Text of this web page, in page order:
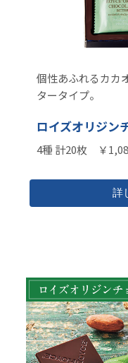
個性あふれるカカ
タータイプ。
ロイズオリジン
4種 計20枚 ￥
詳